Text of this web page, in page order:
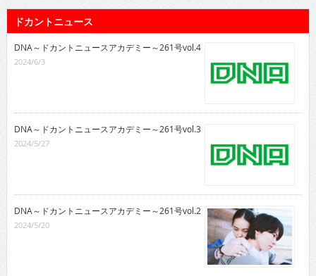
ドカントニュース
DNA～ドカントニュースアカデミー～261号vol.4
2024/6/3
DNA～ドカントニュースアカデミー～261号vol.3
2024/5/27
DNA～ドカントニュースアカデミー～261号vol.2
2024/5/20